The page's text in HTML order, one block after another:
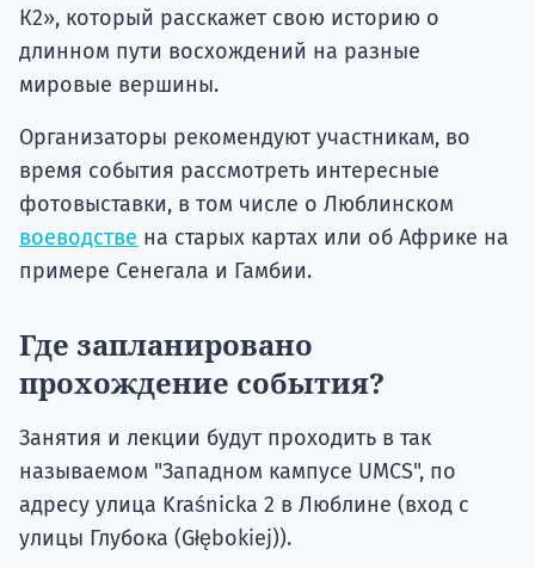
К2», который расскажет свою историю о
длинном пути восхождений на разные
мировые вершины.
Организаторы рекомендуют участникам, во
время события рассмотреть интересные
фотовыставки, в том числе о Люблинском
воеводстве на старых картах или об Африке на
примере Сенегала и Гамбии.
Где запланировано
прохождение события?
Занятия и лекции будут проходить в так
называемом "Западном кампусе UMCS", по
адресу улица Kraśnicka 2 в Люблине (вход с
улицы Глубока (Głębokiej)).